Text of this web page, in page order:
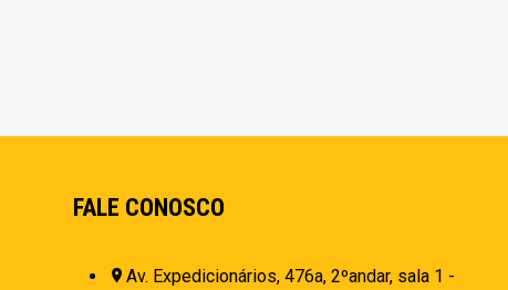
FALE CONOSCO
Av. Expedicionários, 476a, 2ºandar, sala 1 -